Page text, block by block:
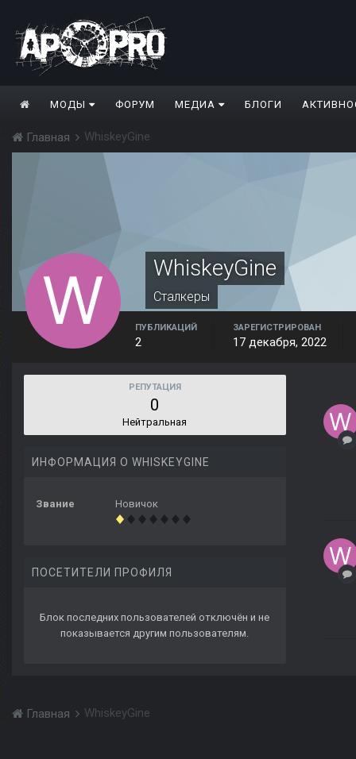
МОДЫ ФОРУМ МЕДИА БЛОГИ
Главная WhiskeyGine
WhiskeyGine
Сталкеры
ПУБЛИКАЦИЙ
2
ЗАРЕГИСТРИРОВАН
17 декабря, 2022
РЕПУТАЦИЯ
0
Нейтральная
ИНФОРМАЦИЯ О WHISKEYGINE
Звание Новичок
ПОСЕТИТЕЛИ ПРОФИЛЯ
Блок последних пользователей отключён и не
показывается другим пользователям.
Главная WhiskeyGine